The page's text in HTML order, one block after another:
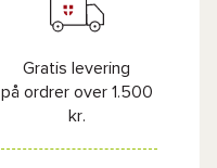
Gratis levering
på ordrer over 1.500
kr.